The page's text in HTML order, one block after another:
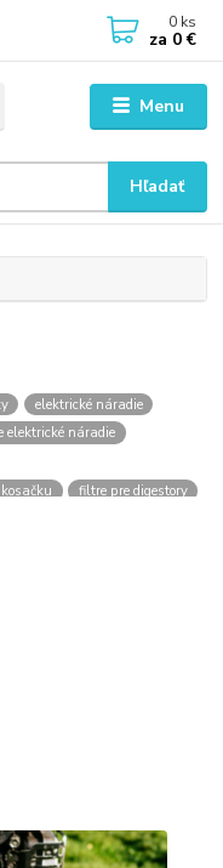
Menu
Hľadať
0 ks
za 0 €
elektrické náradie
elektrické náradie
filtre pre digestory